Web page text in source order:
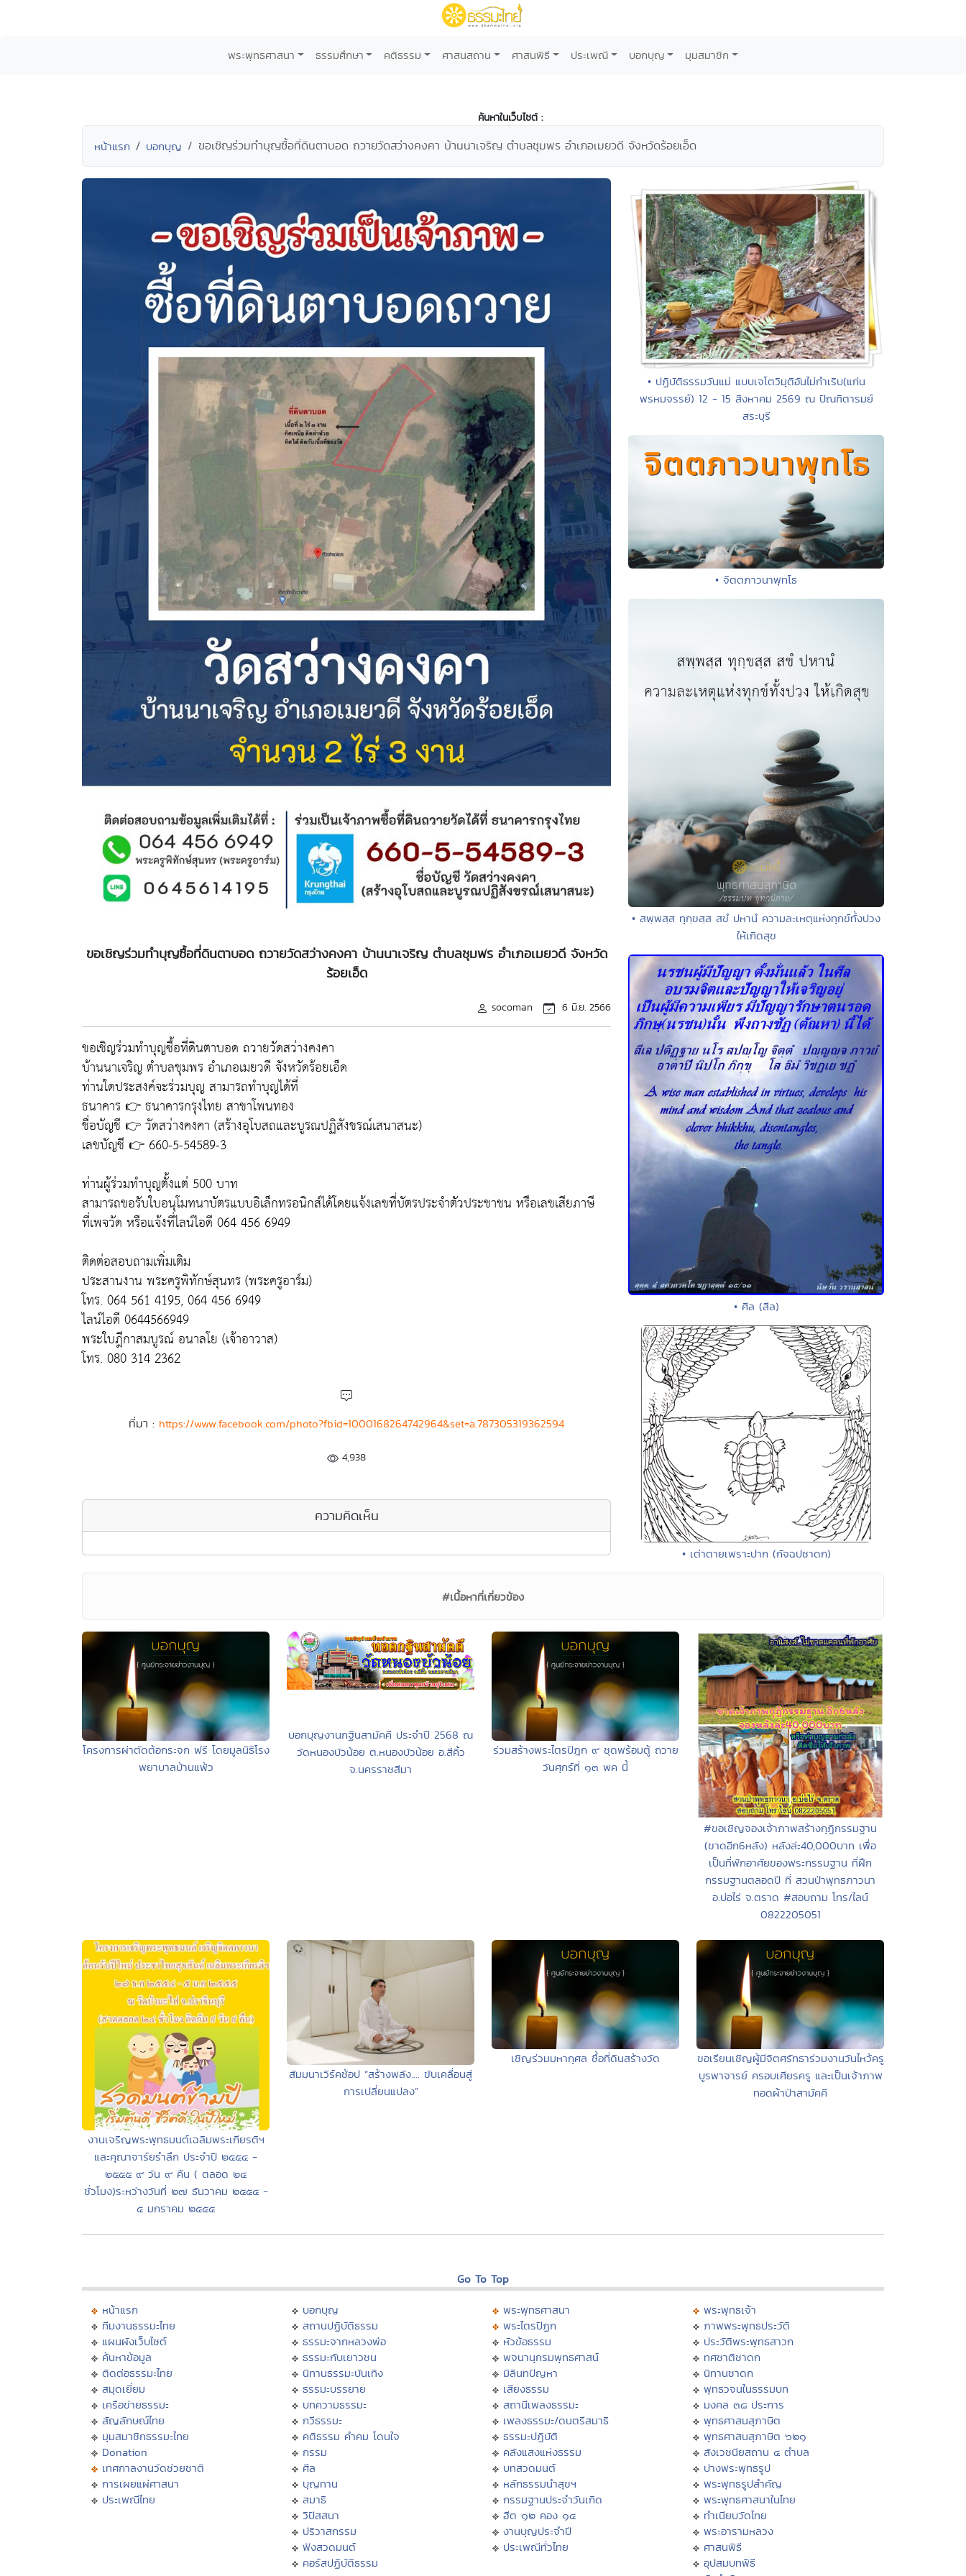
พระพุทธศาสนา ธรรมศึกษา คติธรรม ศาสนสถาน ศาสนพิธี ประเพณี บอกบุญ มุมสมาชิก
ค้นหาในเว็บไซต์ :
หน้าแรก บอกบุญ ขอเชิญร่วมทำบุญซื้อที่ดินตาบอด ถวายวัดสว่างคงคา บ้านนาเจริญ ตำบลชุมพร อำเภอเมยวดี จังหวัดร้อยเอ็ด
ขอเชิญร่วมทำบุญซื้อที่ดินตาบอด ถวายวัดสว่างคงคา บ้านนาเจริญ ตำบลชุมพร อำเภอเมยวดี จังหวัด
ร้อยเอ็ด
socoman 6 มิ.ย. 2566
ขอเชิญร่วมทำบุญซื้อที่ดินตาบอด ถวายวัดสว่างคงคา
บ้านนาเจริญ ตำบลชุมพร อำเภอเมยวดี จังหวัดร้อยเอ็ด
ท่านใดประสงค์จะร่วมบุญ สามารถทำบุญได้ที่
ธนาคาร 👉 ธนาคารกรุงไทย สาขาโพนทอง
ชื่อบัญชี 👉 วัดสว่างคงคา (สร้างอุโบสถและบูรณปฏิสังขรณ์เสนาสนะ)
เลขบัญชี 👉 660-5-54589-3
ท่านผู้ร่วมทำบุญตั้งแต่ 500 บาท
สามารถขอรับใบอนุโมทนาบัตรแบบอิเล็กทรอนิกส์ได้โดยแจ้งเลขที่บัตรประจำตัวประชาชน หรือเลขเสียภาษี
ที่เพจวัด หรือแจ้งที่ไลน์ไอดี 064 456 6949
ติดต่อสอบถามเพิ่มเติม
ประสานงาน พระครูพิทักษ์สุนทร (พระครูอาร์ม)
โทร. 064 561 4195, 064 456 6949
ไลน์ไอดี 0644566949
พระใบฎีกาสมบูรณ์ อนาลโย (เจ้าอาวาส)
โทร. 080 314 2362
ที่มา : https://www.facebook.com/photo?fbid=1000168264742964&set=a.787305319362594
4,938
ความคิดเห็น
• ปฏิบัติธรรมวันแม่ แบบเจโตวิมุติอันไม่กำเริบ(แก่น
พรหมจรรย์) 12 - 15 สิงหาคม 2569 ณ ปัณฑิตารมย์
สระบุรี
• จิตตภาวนาพุทโธ
• สพฺพสฺส ทุกฺขสฺส สขํ ปหานํ ความละเหตุแห่งทุกข์ทั้งปวง
ให้เกิดสุข
• ศีล (สีล)
• เต่าตายเพราะปาก (กัจฉปชาดก)
#เนื้อหาที่เกี่ยวข้อง
โครงการผ่าตัดต้อกระจก ฟรี โดยมูลนิธิโรง
พยาบาลบ้านแพ้ว
บอกบุญงานกฐินสามัคคี ประจำปี 2568 ณ
วัดหนองบัวน้อย ต.หนองบัวน้อย อ.สีคิ้ว
จ.นครราชสีมา
ร่วมสร้างพระไตรปิฎก ๙ ชุดพร้อมตู้ ถวาย
วันศุกร์ที่ ๑๓ พค นี้
#ขอเชิญจองเจ้าภาพสร้างกุฏิกรรมฐาน
(ขาดอีก6หลัง) หลังล่ะ40,000บาท เพื่อ
เป็นที่พักอาศัยของพระกรรมฐาน ที่ฝึก
กรรมฐานตลอดปี ที่ สวนป่าพุทธภาวนา
อ.บ่อไร่ จ.ตราด #สอบถาม โทร/ไลน์
0822205051
งานเจริญพระพุทธมนต์เฉลิมพระเกียรติฯ
และคุณาจาร์ยรำลึก ประจำปี ๒๕๕๔ -
๒๕๕๕ ๙ วัน ๙ คืน ( ตลอด ๒๔
ชั่วโมง)ระหว่างวันที่ ๒๗ ธันวาคม ๒๕๕๔ -
๕ มกราคม ๒๕๕๕
สัมมนาเวิร์คช้อป “สร้างพลัง.... ขับเคลื่อนสู่
การเปลี่ยนแปลง”
เชิญร่วมมหากุศล ซื้อที่ดินสร้างวัด
ขอเรียนเชิญผู้มีจิตศรัทธาร่วมงานวันไหว้ครู
บูรพาจารย์ ครอบเศียรครู และเป็นเจ้าภาพ
ทอดผ้าป่าสามัคคี
Go To Top
หน้าแรก
ทีมงานธรรมะไทย
แผนผังเว็บไซต์
ค้นหาข้อมูล
ติดต่อธรรมะไทย
สมุดเยี่ยม
เครือข่ายธรรมะ
สัญลักษณ์ไทย
มุมสมาชิกธรรมะไทย
Donation
เทศกาลงานวัดช่วยชาติ
การเผยแผ่ศาสนา
ประเพณีไทย
บอกบุญ
สถานปฏิบัติธรรม
ธรรมะจากหลวงพ่อ
ธรรมะกับเยาวชน
นิทานธรรมะบันเทิง
ธรรมะบรรยาย
บทความธรรมะ
กวีธรรมะ
คติธรรม คำคม โดนใจ
กรรม
ศีล
บุญทาน
สมาธิ
วิปัสสนา
ปริวาสกรรม
ฟังสวดมนต์
คอร์สปฏิบัติธรรม
พระพุทธศาสนา
พระไตรปิฏก
หัวข้อธรรม
พจนานุกรมพุทธศาสน์
มิลินทปัญหา
เสียงธรรม
สถานีเพลงธรรมะ
เพลงธรรมะ/ดนตรีสมาธิ
ธรรมะปฏิบัติ
คลังแสงแห่งธรรม
บทสวดมนต์
หลักธรรมนำสุขฯ
กรรมฐานประจำวันเกิด
ฮีต ๑๒ คอง ๑๔
งานบุญประจำปี
ประเพณีทั่วไทย
พระพุทธเจ้า
ภาพพระพุทธประวัติ
ประวัติพระพุทธสาวก
ทศชาติชาดก
นิทานชาดก
พุทธวจนในธรรมบท
มงคล ๓๘ ประการ
พุทธศาสนสุภาษิต
พุทธศาสนสุภาษิต ๖๒๑
สังเวชนียสถาน ๔ ตำบล
ปางพระพุทธรูป
พระพุทธรูปสำคัญ
พระพุทธศาสนาในไทย
ทำเนียบวัดไทย
พระอารามหลวง
ศาสนพิธี
อุปสมบทพิธี